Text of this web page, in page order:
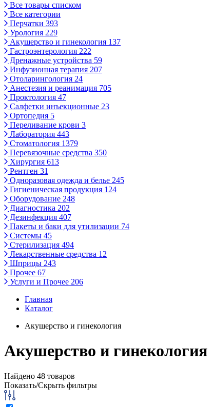
Все товары списком
Все категории
Перчатки 393
Урология 229
Акушерство и гинекология 137
Гастроэнтерология 222
Дренажные устройства 59
Инфузионная терапия 207
Отоларингология 24
Анестезия и реанимация 705
Проктология 47
Салфетки инъекционные 23
Ортопедия 5
Переливание крови 3
Лаборатория 443
Стоматология 1379
Перевязочные средства 350
Хирургия 613
Рентген 31
Одноразовая одежда и белье 245
Гигиеническая продукция 124
Оборудование 248
Диагностика 202
Дезинфекция 407
Пакеты и баки для утилизации 74
Системы 45
Стерилизация 494
Лекарственные средства 12
Шприцы 243
Прочее 67
Услуги и Прочее 206
Главная
Каталог
Акушерство и гинекология
Акушерство и гинекология
Найдено 48 товаров
Показать/Скрыть фильтры